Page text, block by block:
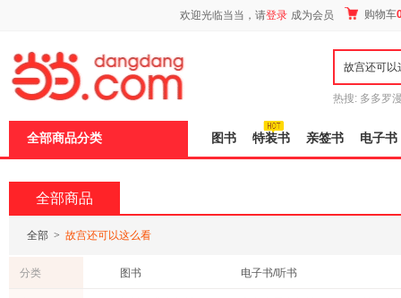
欢迎光临当当，请登录 成为会员 购物车
热搜: 多多罗
全部商品分类 图书 特装书 亲签书 电子书
全部商品
全部 > 故宫还可以这么看
分类 图书 电子书/听书
页
加